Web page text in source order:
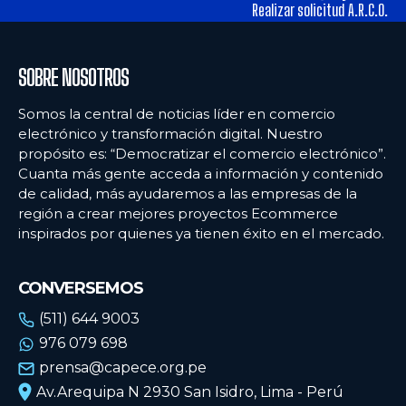
Ecommercenews
PERÚ
ARGENTINA
BOLIVIA
CHILE
ECUADOR
MÉXICO
URUGUAY
VENEZUELA
Ecommercenews
PERÚ
ARGENTINA
BOLIVIA
CHILE
ECUADOR
MÉXICO
URUGUAY
VENEZUELA
Realizar solicitud A.R.C.O.
SOBRE NOSOTROS
Somos la central de noticias líder en comercio
electrónico y transformación digital. Nuestro
propósito es: “Democratizar el comercio electrónico”.
Cuanta más gente acceda a información y contenido
de calidad, más ayudaremos a las empresas de la
región a crear mejores proyectos Ecommerce
inspirados por quienes ya tienen éxito en el mercado.
CONVERSEMOS
(511) 644 9003
976 079 698
prensa@capece.org.pe
Av.Arequipa N 2930 San Isidro, Lima - Perú